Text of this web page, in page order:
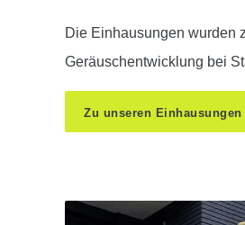
Die Einhausungen wurden
Geräuschentwicklung bei
Zu unseren Einhausungen